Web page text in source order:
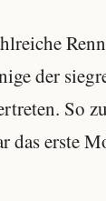
der
So
das erste